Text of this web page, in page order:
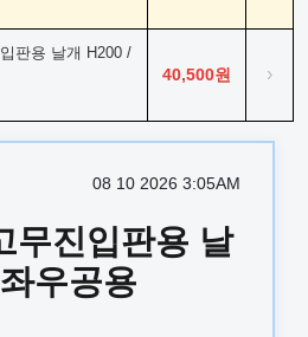
판용 날개 H200 /
40,500원 ›
08 10 2026 3:05AM
무진입판용 날
우공용